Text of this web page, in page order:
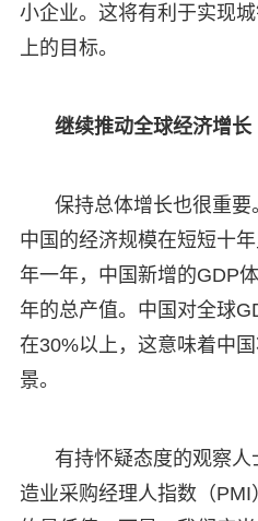
小企业。这将有利于实现
上的目标。
继续推动全球经济增长
保持总体增长也很重
中国的经济规模在短短十
年一年，中国新增的GDP
年的总产值。中国对全球
在30%以上，这意味着中
景。
有持怀疑态度的观察
造业采购经理人指数（